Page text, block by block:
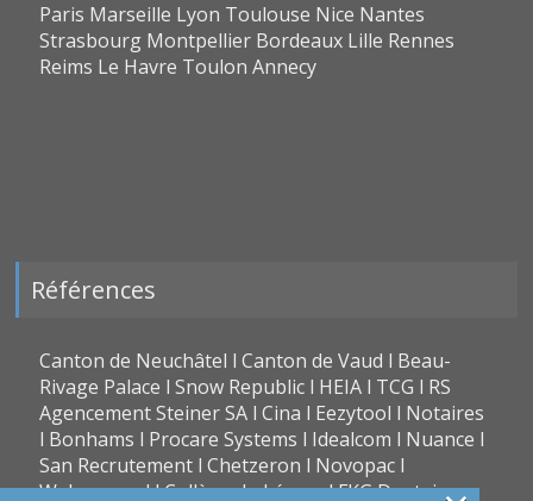
Paris Marseille Lyon Toulouse Nice Nantes
Strasbourg Montpellier Bordeaux Lille Rennes
Reims Le Havre Toulon Annecy
Références
Canton de Neuchâtel l Canton de Vaud l Beau-
Rivage Palace l Snow Republic l HEIA l TCG l RS
Agencement Steiner SA l Cina l Eezytool l Notaires
l Bonhams l Procare Systems l Idealcom l Nuance l
San Recrutement l Chetzeron l Novopac l
Webromand l Collège du Léman l FKG Dentaire